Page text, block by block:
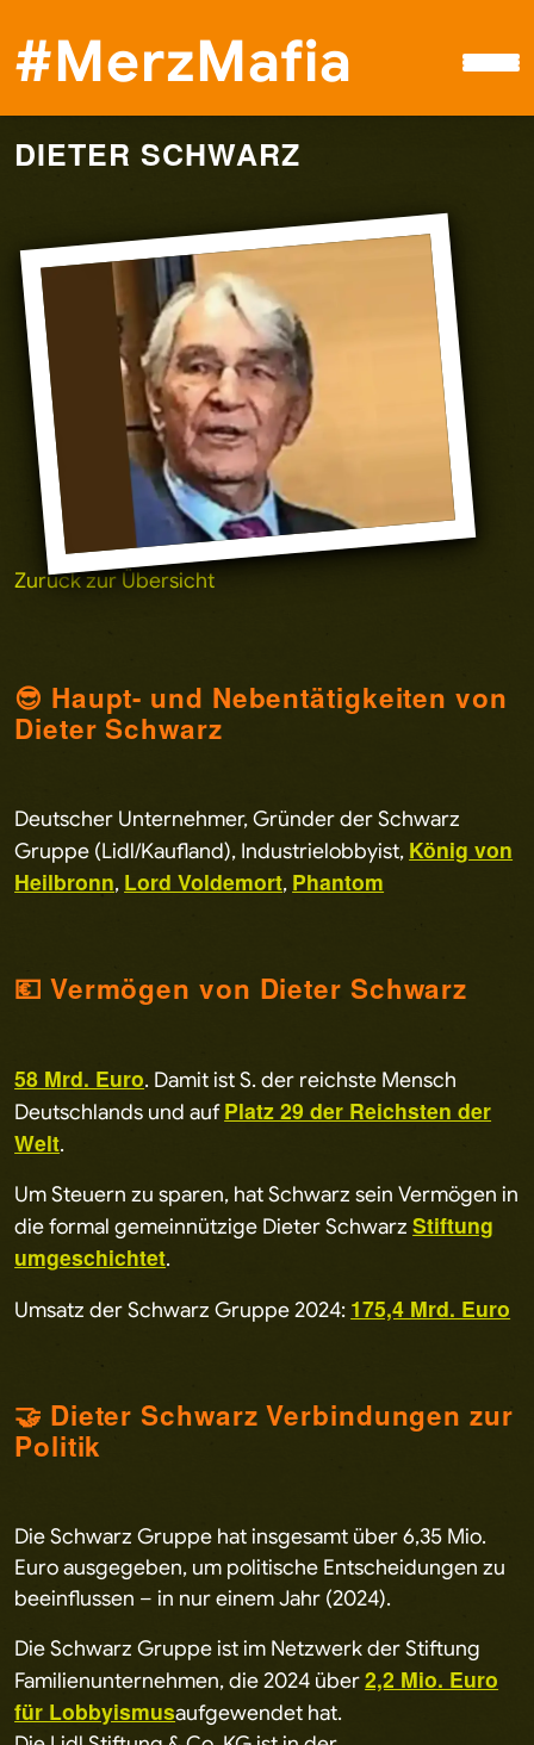
#MerzMafia
#MerzMafia
Boykott
Spenden
DIETER SCHWARZ
Zurück zur Übersicht
😎 Haupt- und Nebentätigkeiten von
Dieter Schwarz
Deutscher Unternehmer, Gründer der Schwarz
Gruppe (Lidl/Kaufland), Industrielobbyist, König von
Heilbronn, Lord Voldemort, Phantom
💶 Vermögen von Dieter Schwarz
58 Mrd. Euro. Damit ist S. der reichste Mensch
Deutschlands und aufPlatz 29 der Reichsten der
Welt.
Um Steuern zu sparen, hat Schwarz sein Vermögen in
die formal gemeinnützige Dieter SchwarzStiftung
umgeschichtet.
Umsatz der Schwarz Gruppe 2024: 175,4 Mrd. Euro
🤝 Dieter Schwarz Verbindungen zur
Politik
Die Schwarz Gruppe hat insgesamt über 6,35 Mio.
Euro ausgegeben, um politische Entscheidungen zu
beeinflussen – in nur einem Jahr (2024).
Die Schwarz Gruppe ist im Netzwerk der Stiftung
Familienunternehmen, die 2024 über2,2 Mio. Euro
für Lobbyismusaufgewendet hat.